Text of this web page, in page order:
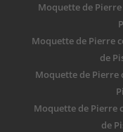
Moquette de
Moquette de Pierre
de
Moquette de Pierre
Moquette de Pierre
de